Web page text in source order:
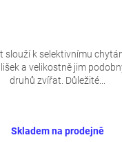
Skladem na prodejně
slouží k selektivnímu
a velikostně jim
druhů zvířat. Důležité...